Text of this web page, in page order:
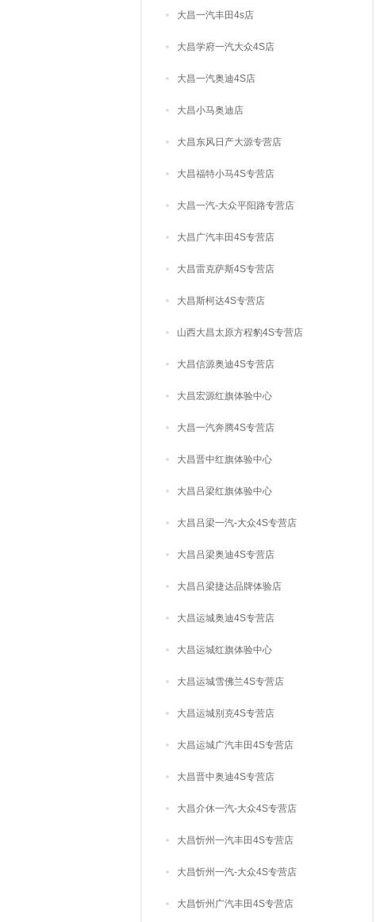
大昌一汽丰田4s店
大昌学府一汽大众4S店
大昌一汽奥迪4S店
大昌小马奥迪店
大昌东风日产大源专营店
大昌福特小马4S专营店
大昌一汽-大众平阳路专营店
大昌广汽丰田4S专营店
大昌雷克萨斯4S专营店
大昌斯柯达4S专营店
山西大昌太原方程豹4S专营店
大昌信源奥迪4S专营店
大昌宏源红旗体验中心
大昌一汽奔腾4S专营店
大昌晋中红旗体验中心
大昌吕梁红旗体验中心
大昌吕梁一汽-大众4S专营店
大昌吕梁奥迪4S专营店
大昌吕梁捷达品牌体验店
大昌运城奥迪4S专营店
大昌运城红旗体验中心
大昌运城雪佛兰4S专营店
大昌运城别克4S专营店
大昌运城广汽丰田4S专营店
大昌晋中奥迪4S专营店
大昌介休一汽-大众4S专营店
大昌忻州一汽丰田4S专营店
大昌忻州一汽-大众4S专营店
大昌忻州广汽丰田4S专营店